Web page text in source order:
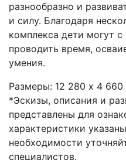
разнообразно и
и силу. Благодаря
комплекса дети могут
проводить время,
умения.
Размеры: 12 280 х 4
*Эскизы, описания и
представлены для
характеристики
необходимости
специалистов.